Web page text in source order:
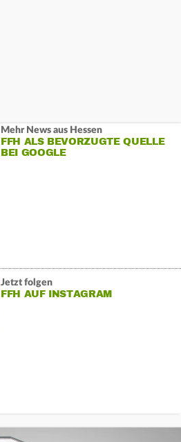
Mehr News aus Hessen
FFH ALS BEVORZUGTE QUELLE
BEI GOOGLE
Jetzt folgen
FFH AUF INSTAGRAM